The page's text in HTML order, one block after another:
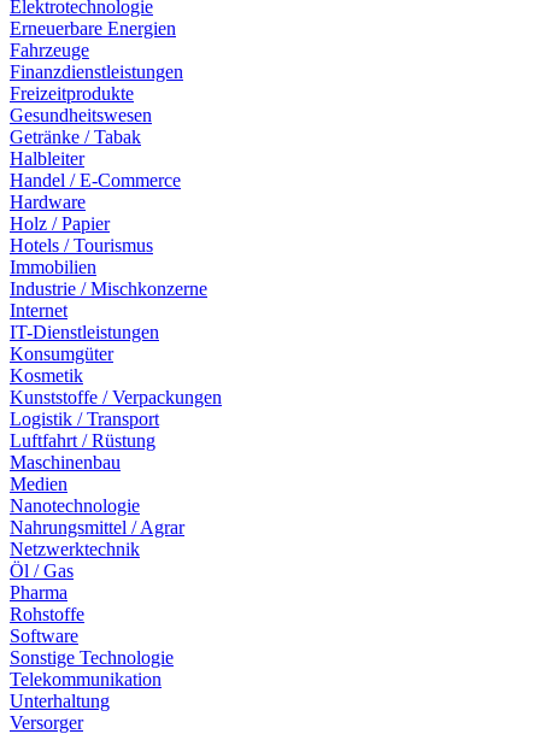
Elektrotechnologie
Erneuerbare Energien
Fahrzeuge
Finanzdienstleistungen
Freizeitprodukte
Gesundheitswesen
Getränke / Tabak
Halbleiter
Handel / E-Commerce
Hardware
Holz / Papier
Hotels / Tourismus
Immobilien
Industrie / Mischkonzerne
Internet
IT-Dienstleistungen
Konsumgüter
Kosmetik
Kunststoffe / Verpackungen
Logistik / Transport
Luftfahrt / Rüstung
Maschinenbau
Medien
Nanotechnologie
Nahrungsmittel / Agrar
Netzwerktechnik
Öl / Gas
Pharma
Rohstoffe
Software
Sonstige Technologie
Telekommunikation
Unterhaltung
Versorger